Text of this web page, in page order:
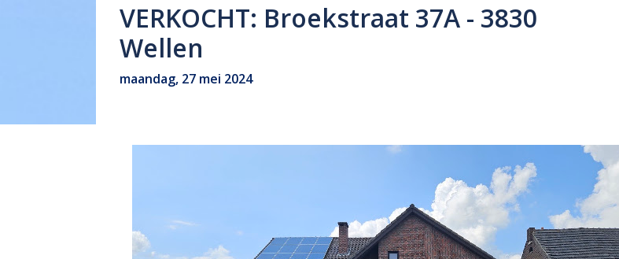
VERKOCHT: Broekstraat 37A - 3830
Wellen
maandag, 27 mei 2024